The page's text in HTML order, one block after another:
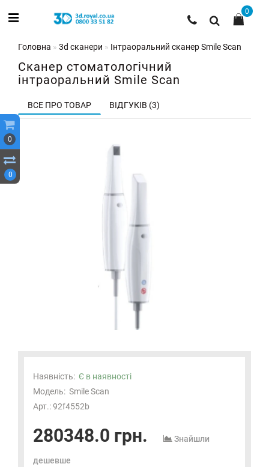
0
0
0
Головна 3d сканери Інтраоральний сканер Smile Scan
Сканер стоматологічний
інтраоральний Smile Scan
ВСЕ ПРО ТОВАР ВІДГУКІВ (3)
Наявність: Є в наявності
Модель: Smile Scan
Арт.: 92f4552b
280348.0 грн. Знайшли
дешевше